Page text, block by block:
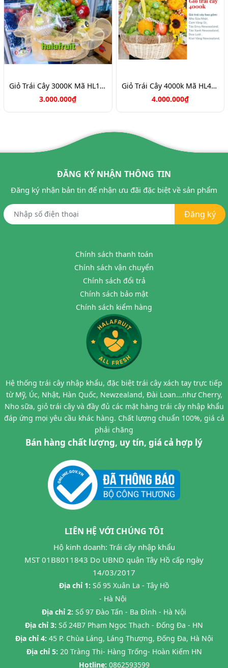
Giỏ Trái Cây 3000K Mã HL1053
3.000.000₫
Giỏ Trái Cây 4000k Mã HL4001
4.000.000₫
ĐĂNG KÝ NHẬN THÔNG TIN
Đăng ký nhận bản tin để nhận ưu đãi đặc biệt về sản phẩm
Đăng ký
Chính sách thanh toán
Chính sách vận chuyển
Chính sách đổi trả
Chính sách bảo mật
Chính sách kiểm hàng
Hệ thống trái cây nhập khẩu, đặc biệt trái cây xách tay trực tiếp
từ Mỹ, Úc, Nhật, Hàn Quốc, Newzealand, Đài Loan...như Cherry,
Nho sữa, giỏ trái cây và đầy đủ các mặt hàng trái cây nhập khẩu
đáp ứng mọi yêu cầu khác hàng. Chất lượng chuẩn 100%, giá cả
phải chăng
Bán hàng chất lượng, uy tín, giá cả hợp lý
LIÊN HỆ VỚI CHÚNG TÔI
Hộ kinh doanh: Trái cây nhập khẩu
MST 01B8011843 Do UBND quận Tây Hồ cấp ngày
14/03/2017
Địa chỉ 1: Số 95 Xuân La - Tây Hồ
- Hà Nội
Địa chỉ 2: Số 97 Đào Tấn - Ba Đình - Hà Nội
Địa chỉ 3: Số 24B7 Phạm Ngọc Thạch - Đống Đa - HN
Địa chỉ 4: 45 P. Chùa Láng, Láng Thượng, Đống Đa, Hà Nội
Địa chỉ 5: 20 Tràng Thi- Hàng Trống- Hoàn Kiếm HN
Hotline: 0862593599